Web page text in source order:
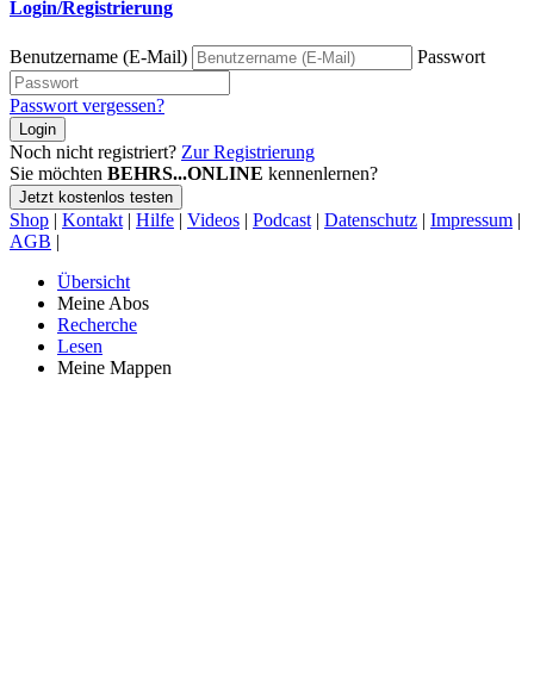
Login/Registrierung
Benutzername (E-Mail) Passwort
Passwort vergessen?
Login
Noch nicht registriert? Zur Registrierung
Sie möchten BEHRS...ONLINE kennenlernen?
Jetzt kostenlos testen
Shop | Kontakt | Hilfe | Videos | Podcast | Datenschutz | Impressum |
AGB |
Übersicht
Meine Abos
Recherche
Lesen
Meine Mappen